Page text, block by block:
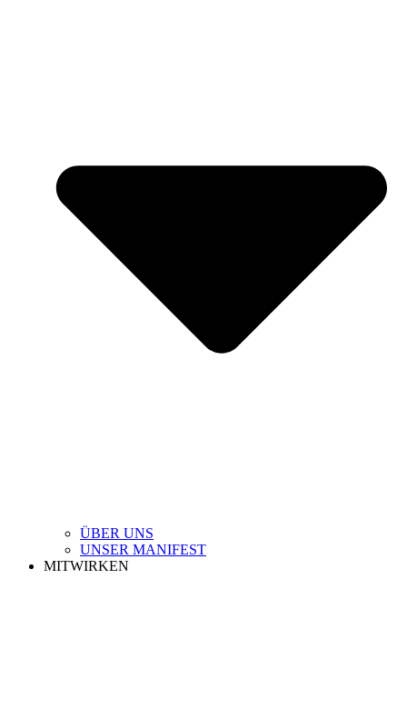
ÜBER UNS
UNSER MANIFEST
MITWIRKEN